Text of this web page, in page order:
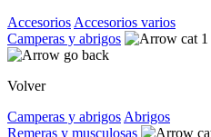
Accesorios Accesorios varios
Camperas y abrigos
Volver
Camperas y abrigos Abrigos
Remeras y musculosas